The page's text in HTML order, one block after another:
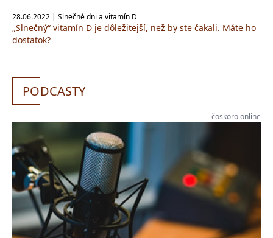
28.06.2022 | Slnečné dni a vitamín D
„Slnečný“ vitamín D je dôležitejší, než by ste čakali. Máte ho
dostatok?
PODCASTY
čoskoro online